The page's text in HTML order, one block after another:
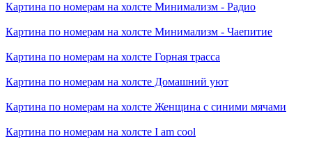
Картина по номерам на холсте Минимализм - Радио
Картина по номерам на холсте Минимализм - Чаепитие
Картина по номерам на холсте Горная трасса
Картина по номерам на холсте Домашний уют
Картина по номерам на холсте Женщина с синими мячами
Картина по номерам на холсте I am cool